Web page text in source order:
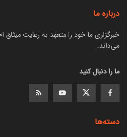
درباره ما
خبرگزاری ما خود را متعهد به رعایت میثاق
می‌داند.
ما را دنبال کنید
دسته‌ها